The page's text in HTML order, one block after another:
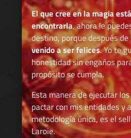
El que cree en la magia
encontrarla, ahora le
destino, porque después de
venido a ser felices. Yo te
honestidad sin engaños
propósito se cumpla.
Esta manera de ejecutar
pactar con mis entidades y
metodología única, es el
Laroie.